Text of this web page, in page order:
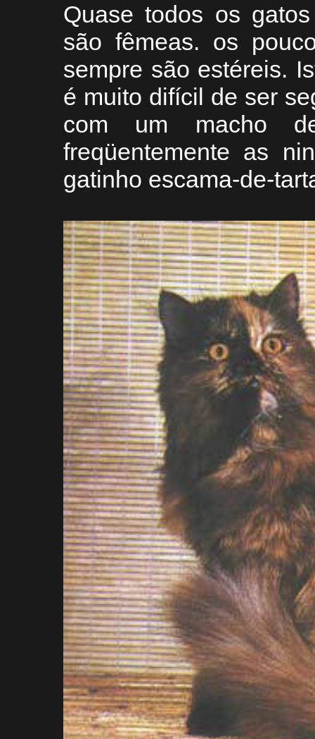
Quase todos os
são fêmeas. os
sempre são estéreis.
é muito difícil de ser
com um macho
freqüentemente as
gatinho escama-de-